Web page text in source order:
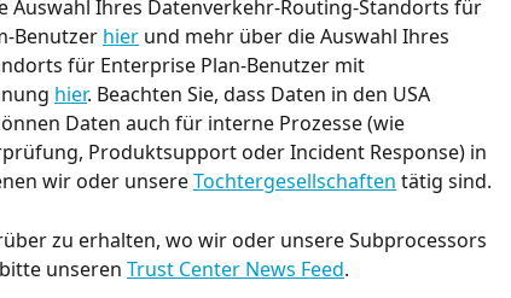
Auswahl Ihres Datenverkehr-Routing-Standorts für
Benutzer hier und mehr über die Auswahl Ihres
für Enterprise Plan-Benutzer mit
hier. Beachten Sie, dass Daten in den USA
Daten auch für interne Prozesse (wie
Produktsupport oder Incident Response) in
wir oder unsere Tochtergesellschaften tätig sind.
zu erhalten, wo wir oder unsere Subprocessors
unseren Trust Center News Feed.